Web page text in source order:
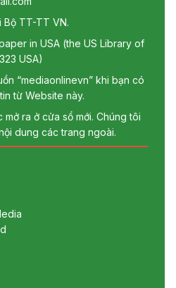
TT-TT VN.
in USA (the US Library of
USA)
“mediaonlinevn” khi bạn có
từ Website này.
ra ở cửa sổ mới. Chúng tôi
dung các trang ngoài.